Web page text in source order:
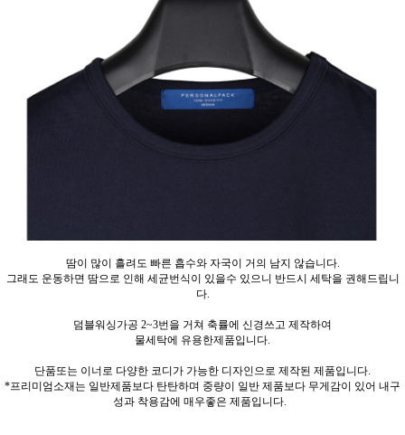
땀이 많이 흘려도 빠른 흡수와 자국이 거의 남지 않습니다.
그래도 운동하면 땀으로 인해 세균번식이 있을수 있으니 반드시 세탁을 권해드립니
다.
덤블워싱가공 2~3번을 거쳐 축률에 신경쓰고 제작하여
물세탁에 유용한제품입니다.
단품또는 이너로 다양한 코디가 가능한 디자인으로 제작된 제품입니다.
*프리미엄소재는 일반제품보다 탄탄하며 중량이 일반 제품보다 무게감이 있어 내구
성과 착용감에 매우좋은 제품입니다.